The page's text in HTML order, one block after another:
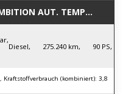
AUT.
Diesel, 275.240 km, 90 PS,
Kraftstoffverbrauch (kombiniert): 3,8